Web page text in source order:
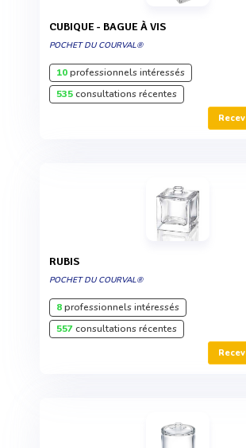
CUBIQUE - BAGUE À VIS
POCHET DU COURVAL®
10professionnels intéressés
535consultations récentes
RUBIS
POCHET DU COURVAL®
8professionnels intéressés
557consultations récentes